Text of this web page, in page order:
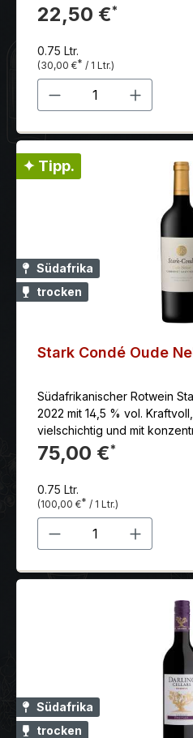
Aromen von reifen Kirschen,
Veilchen dominieren den
Abgang ist lang und
mineralischen Note, die für
22,50 €*
0.75 Ltr.
(30,00 €* / 1 Ltr.)
Produkt Anzahl:
✦ Tipp.
Südafrika
trocken
Stark Condé Oude
Südafrikanischer Rotwein
2022 mit 14,5 % vol.
vielschichtig und mit
versehen.
75,00 €*
0.75 Ltr.
(100,00 €* / 1 Ltr.)
Produkt Anzahl:
Südafrika
trocken